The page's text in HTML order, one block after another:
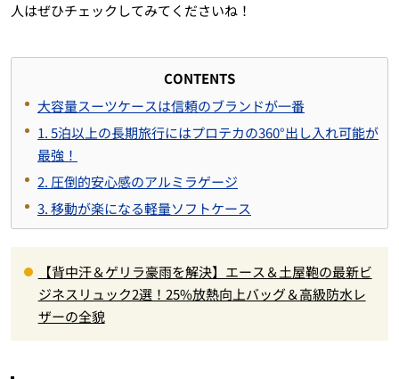
人はぜひチェックしてみてくださいね！
CONTENTS
大容量スーツケースは信頼のブランドが一番
1. 5泊以上の長期旅行にはプロテカの360°出し入れ可能が
最強！
2. 圧倒的安心感のアルミラゲージ
3. 移動が楽になる軽量ソフトケース
【背中汗＆ゲリラ豪雨を解決】エース＆土屋鞄の最新ビ
ジネスリュック2選！25%放熱向上バッグ＆高級防水レ
ザーの全貌